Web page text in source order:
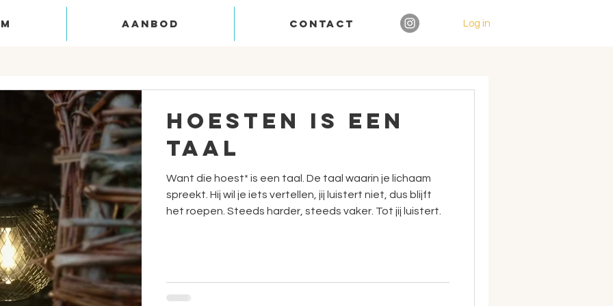
aanbod contact Log in
Hoesten is een
taal
Want die hoest* is een taal. De taal waarin je lichaam
spreekt. Hij wil je iets vertellen, jij luistert niet, dus blijft
het roepen. Steeds harder, steeds vaker. Tot jij luistert.